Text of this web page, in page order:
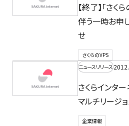
【終了】「さく
伴う一時お申
せ
さくらのVPS
ニュースリリース
さくらインター
マルチリージ
企業情報